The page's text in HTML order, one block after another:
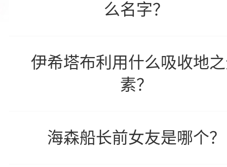
么名字？
伊希塔布利用什么吸收地
素？
海森船长前女友是哪个？